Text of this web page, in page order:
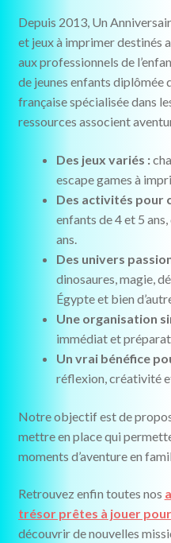
Depuis 2013, Un
et jeux à imprimer destinés
aux professionnels de
de jeunes enfants diplômée
française spécialisée dans
ressources associent
Des jeux variés :
escape games à
Des activités pour
enfants de 4 et 5
ans.
Des univers
dinosaures, magie,
Égypte et bien
Une organisation
immédiat et
Un vrai bénéfice
réflexion, créativité
Notre objectif est de
mettre en place qui
moments d’aventure en
Retrouvez enfin toutes nos
trésor prêtes à jouer
découvrir de nouvelles